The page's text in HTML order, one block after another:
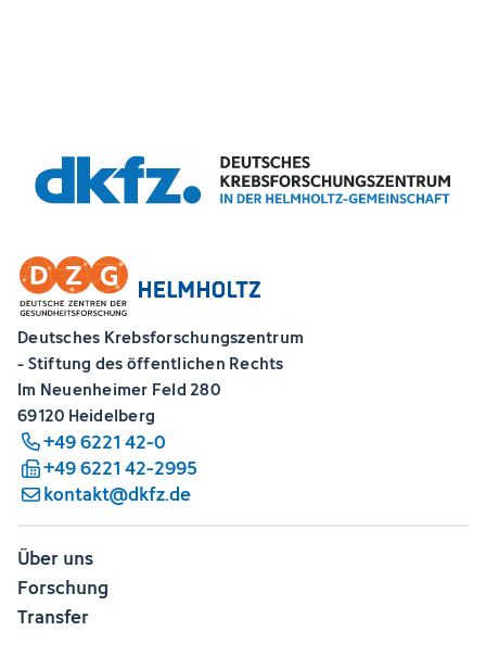
Deutsches Krebsforschungszentrum
- Stiftung des öffentlichen Rechts
Im Neuenheimer Feld 280
69120 Heidelberg
+49 6221 42-0
+49 6221 42-2995
kontakt@dkfz.de
Über uns
Forschung
Transfer